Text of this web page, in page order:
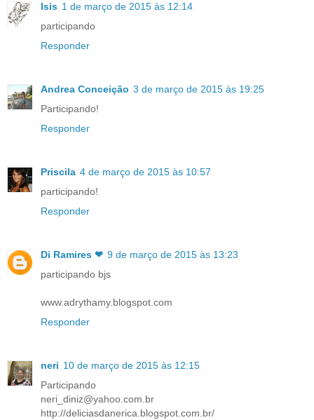
Isis 1 de março de 2015 às 12:14
participando
Responder
Andrea Conceição 3 de março de 2015 às 19:25
Participando!
Responder
Priscila 4 de março de 2015 às 10:57
participando!
Responder
Di Ramires ❤ 9 de março de 2015 às 13:23
participando bjs
www.adrythamy.blogspot.com
Responder
neri 10 de março de 2015 às 12:15
Participando
neri_diniz@yahoo.com.br
http://deliciasdanerica.blogspot.com.br/